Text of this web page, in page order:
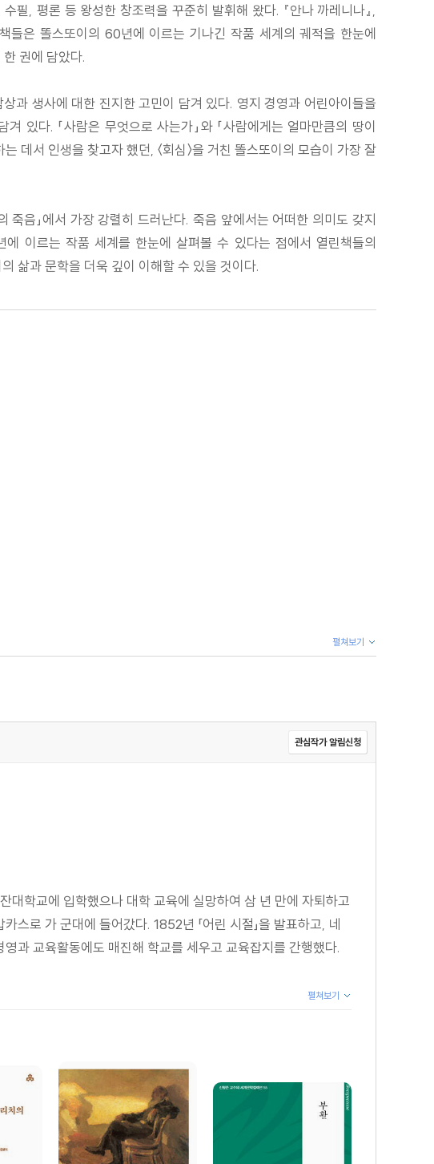
필, 평론 등 왕성한 창조력을 꾸준히 발휘해 왔다. 『안나 까레니나』,
들은 똘스또이의 60년에 이르는 기나긴 작품 세계의 궤적을 한눈에
권에 담았다.
상과 생사에 대한 진지한 고민이 담겨 있다. 영지 경영과 어린아이들을
있다. 「사람은 무엇으로 사는가」와 「사람에게는 얼마만큼의 땅이
데서 인생을 찾고자 했던, 〈회심〉을 거친 똘스또이의 모습이 가장 잘
의 죽음」에서 가장 강렬히 드러난다. 죽음 앞에서는 어떠한 의미도 갖지
이르는 작품 세계를 한눈에 살펴볼 수 있다는 점에서 열린책들의
삶과 문학을 더욱 깊이 이해할 수 있을 것이다.
펼쳐보기
관심작가 알림신청
학교에 입학했으나 대학 교육에 실망하여 삼 년 만에 자퇴하고
로 가 군대에 들어갔다. 1852년 「어린 시절」을 발표하고, 네
과 교육활동에도 매진해 학교를 세우고 교육잡지를 간행했다.
펼쳐보기